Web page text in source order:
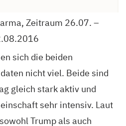
Zeitraum 26.07. –
sich die beiden
nicht viel. Beide sind
gleich stark aktiv und
sehr intensiv. Laut
Trump als auch